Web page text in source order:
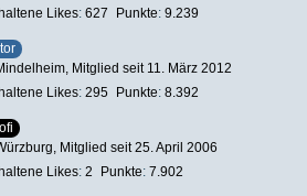
Likes 627 Punkte 9.239
Mitglied seit 11. März 2012
Likes 295 Punkte 8.392
Mitglied seit 25. April 2006
Likes 2 Punkte 7.902